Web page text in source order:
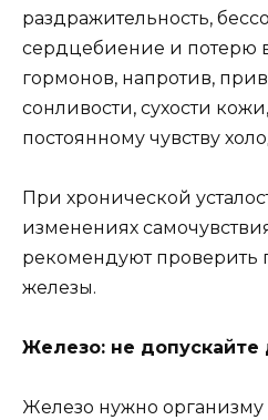
раздражительность,
сердцебиение и потерю
гормонов, напротив,
сонливости, сухости
постоянному чувству
При хронической
изменениях
рекомендуют
железы.
Железо: не допускайте
Железо нужно организму